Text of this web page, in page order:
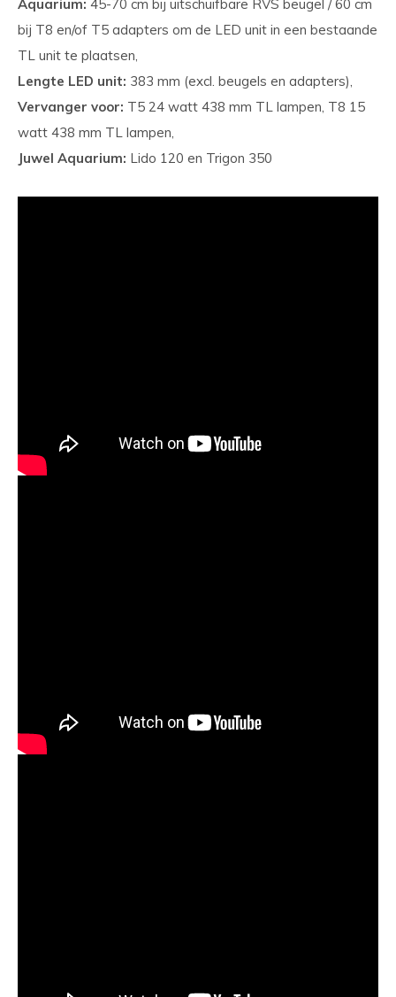
Aquarium: 45-70 cm bij uitschuifbare RVS beugel / 60 cm
bij T8 en/of T5 adapters om de LED unit in een bestaande
TL unit te plaatsen,
Lengte LED unit: 383 mm (excl. beugels en adapters),
Vervanger voor: T5 24 watt 438 mm TL lampen, T8 15
watt 438 mm TL lampen,
Juwel Aquarium: Lido 120 en Trigon 350